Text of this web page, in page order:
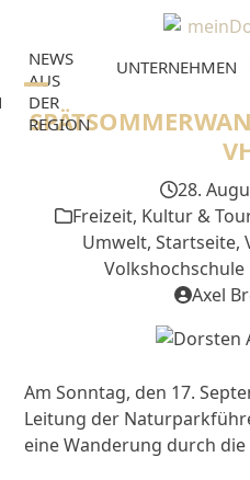
content
NEWS
AUS
DER
REGION
UNTERNEHMEN
Open
Close
28.
Freizeit, Kultur &
Umwelt, Startseite,
Volkshochschule
Axel
Am Sonntag, den 17.
Leitung der
eine Wanderung durch